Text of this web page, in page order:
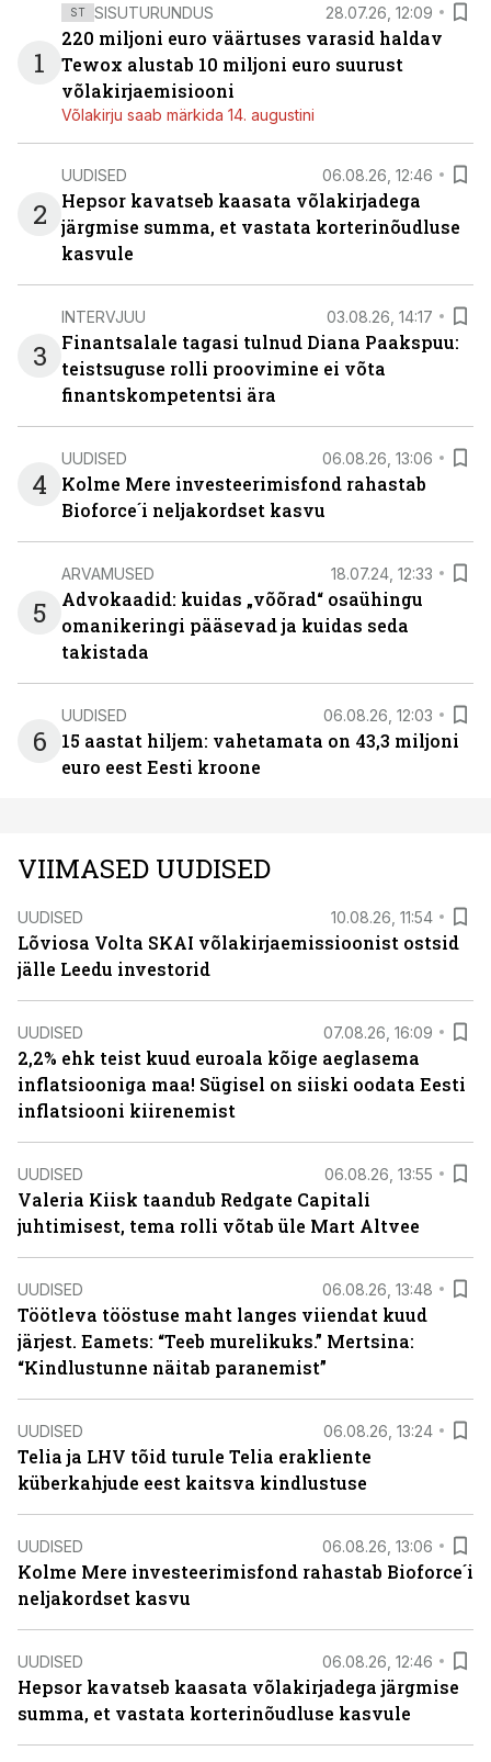
1
ST SISUTURUNDUS 28.07.26, 12:09
220 miljoni euro väärtuses varasid haldav
Tewox alustab 10 miljoni euro suurust
võlakirjaemisiooni
Võlakirju saab märkida 14. augustini
2
UUDISED 06.08.26, 12:46
Hepsor kavatseb kaasata võlakirjadega
järgmise summa, et vastata korterinõudluse
kasvule
3
INTERVJUU 03.08.26, 14:17
Finantsalale tagasi tulnud Diana Paakspuu:
teistsuguse rolli proovimine ei võta
finantskompetentsi ära
4
UUDISED 06.08.26, 13:06
Kolme Mere investeerimisfond rahastab
Bioforce´i neljakordset kasvu
5
ARVAMUSED 18.07.24, 12:33
Advokaadid: kuidas „võõrad“ osaühingu
omanikeringi pääsevad ja kuidas seda
takistada
6
UUDISED 06.08.26, 12:03
15 aastat hiljem: vahetamata on 43,3 miljoni
euro eest Eesti kroone
VIIMASED UUDISED
UUDISED 10.08.26, 11:54
Lõviosa Volta SKAI võlakirjaemissioonist ostsid
jälle Leedu investorid
UUDISED 07.08.26, 16:09
2,2% ehk teist kuud euroala kõige aeglasema
inflatsiooniga maa! Sügisel on siiski oodata Eesti
inflatsiooni kiirenemist
UUDISED 06.08.26, 13:55
Valeria Kiisk taandub Redgate Capitali
juhtimisest, tema rolli võtab üle Mart Altvee
UUDISED 06.08.26, 13:48
Töötleva tööstuse maht langes viiendat kuud
järjest. Eamets: “Teeb murelikuks.” Mertsina:
“Kindlustunne näitab paranemist”
UUDISED 06.08.26, 13:24
Telia ja LHV tõid turule Telia erakliente
küberkahjude eest kaitsva kindlustuse
UUDISED 06.08.26, 13:06
Kolme Mere investeerimisfond rahastab Bioforce´i
neljakordset kasvu
UUDISED 06.08.26, 12:46
Hepsor kavatseb kaasata võlakirjadega järgmise
summa, et vastata korterinõudluse kasvule